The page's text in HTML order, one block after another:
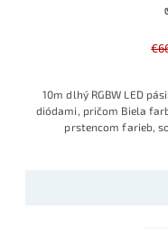
10m dlhý RGBW LED
diódami, pričom Biela
prstencom farieb,